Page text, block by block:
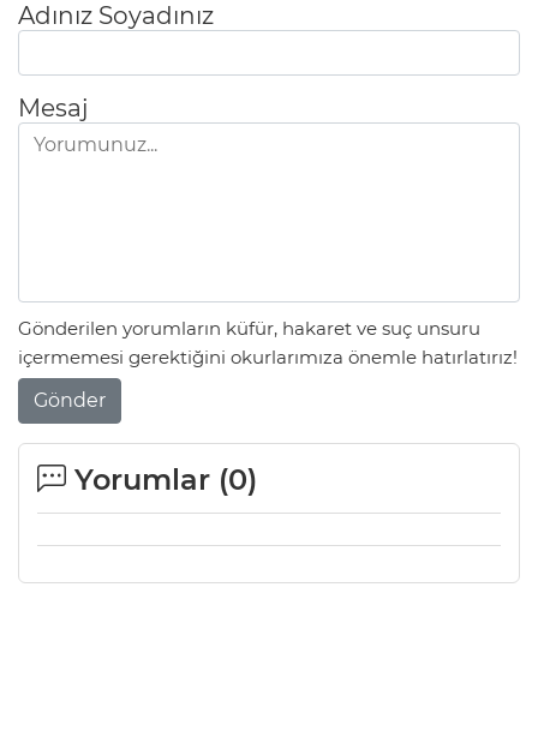
Adınız Soyadınız
Mesaj
Gönderilen yorumların küfür, hakaret ve suç unsuru
içermemesi gerektiğini okurlarımıza önemle hatırlatırız!
Gönder
Yorumlar (0)